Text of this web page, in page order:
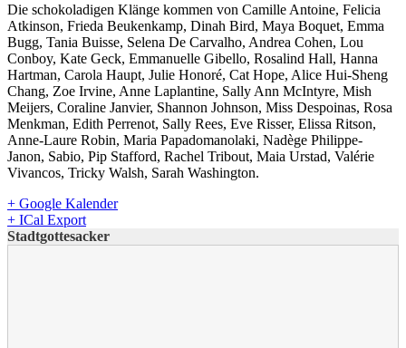
Die schokoladigen Klänge kommen von Camille Antoine, Felicia
Atkinson, Frieda Beukenkamp, Dinah Bird, Maya Boquet, Emma
Bugg, Tania Buisse, Selena De Carvalho, Andrea Cohen, Lou
Conboy, Kate Geck, Emmanuelle Gibello, Rosalind Hall, Hanna
Hartman, Carola Haupt, Julie Honoré, Cat Hope, Alice Hui-Sheng
Chang, Zoe Irvine, Anne Laplantine, Sally Ann McIntyre, Mish
Meijers, Coraline Janvier, Shannon Johnson, Miss Despoinas, Rosa
Menkman, Edith Perrenot, Sally Rees, Eve Risser, Elissa Ritson,
Anne-Laure Robin, Maria Papadomanolaki, Nadège Philippe-
Janon, Sabio, Pip Stafford, Rachel Tribout, Maia Urstad, Valérie
Vivancos, Tricky Walsh, Sarah Washington.
+ Google Kalender
+ ICal Export
Stadtgottesacker